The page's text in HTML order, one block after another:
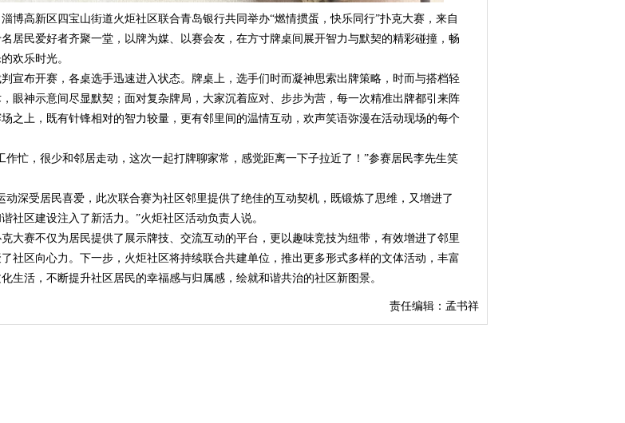
高新区四宝山街道火炬社区联合青岛银行共同举办“燃情掼蛋，快乐同行”扑克大赛，来自
居民爱好者齐聚一堂，以牌为媒、以赛会友，在方寸牌桌间展开智力与默契的精彩碰撞，畅
欢乐时光。
布开赛，各桌选手迅速进入状态。牌桌上，选手们时而凝神思索出牌策略，时而与搭档轻
眼神示意间尽显默契；面对复杂牌局，大家沉着应对、步步为营，每一次精准出牌都引来阵
场之上，既有针锋相对的智力较量，更有邻里间的温情互动，欢声笑语弥漫在活动现场的每个
忙，很少和邻居走动，这次一起打牌聊家常，感觉距离一下子拉近了！”参赛居民李先生笑
深受居民喜爱，此次联合赛为社区邻里提供了绝佳的互动契机，既锻炼了思维，又增进了
社区建设注入了新活力。”火炬社区活动负责人说。
大赛不仅为居民提供了展示牌技、交流互动的平台，更以趣味竞技为纽带，有效增进了邻里
社区向心力。下一步，火炬社区将持续联合共建单位，推出更多形式多样的文体活动，丰富
生活，不断提升社区居民的幸福感与归属感，绘就和谐共治的社区新图景。
责任编辑：孟书祥